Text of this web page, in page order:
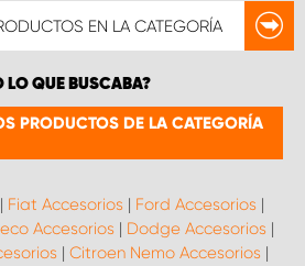
EN LA CATEGORÍA
LO QUE BUSCABA?
PRODUCTOS DE LA CATEGORÍA
| Fiat Accesorios | Ford Accesorios |
Accesorios | Dodge Accesorios |
| Citroen Nemo Accesorios |